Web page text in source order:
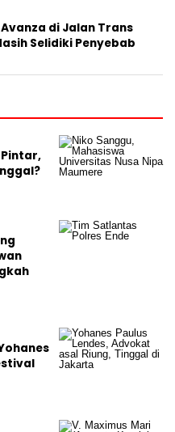
di Jalan Trans
Selidiki Penyebab